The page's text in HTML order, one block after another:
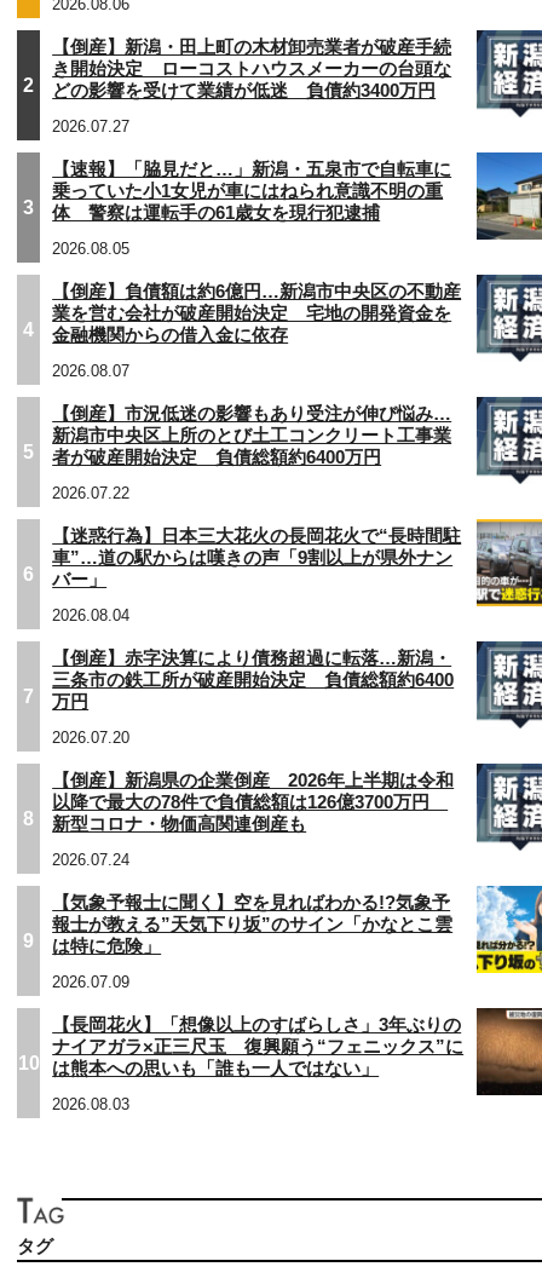
2026.08.06
2
【倒産】新潟・田上町の木材卸売業者が破産手続
き開始決定 ローコストハウスメーカーの台頭な
どの影響を受けて業績が低迷 負債約3400万円
2026.07.27
3
【速報】「脇見だと…」新潟・五泉市で自転車に
乗っていた小1女児が車にはねられ意識不明の重
体 警察は運転手の61歳女を現行犯逮捕
2026.08.05
4
【倒産】負債額は約6億円…新潟市中央区の不動産
業を営む会社が破産開始決定 宅地の開発資金を
金融機関からの借入金に依存
2026.08.07
5
【倒産】市況低迷の影響もあり受注が伸び悩み…
新潟市中央区上所のとび土工コンクリート工事業
者が破産開始決定 負債総額約6400万円
2026.07.22
6
【迷惑行為】日本三大花火の長岡花火で“長時間駐
車”…道の駅からは嘆きの声「9割以上が県外ナン
バー」
2026.08.04
7
【倒産】赤字決算により債務超過に転落…新潟・
三条市の鉄工所が破産開始決定 負債総額約6400
万円
2026.07.20
8
【倒産】新潟県の企業倒産 2026年上半期は令和
以降で最大の78件で負債総額は126億3700万円
新型コロナ・物価高関連倒産も
2026.07.24
9
【気象予報士に聞く】空を見ればわかる!?気象予
報士が教える”天気下り坂”のサイン「かなとこ雲
は特に危険」
2026.07.09
10
【長岡花火】「想像以上のすばらしさ」3年ぶりの
ナイアガラ×正三尺玉 復興願う“フェニックス”に
は熊本への思いも「誰も一人ではない」
2026.08.03
タグ